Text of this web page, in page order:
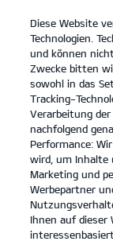
open
menu
KIA APP
Diese Website
Technologien.
und können
Zwecke bitten
sowohl in das
Tracking-
Verarbeitung
nachfolgend
Performance:
wird, um Inhalte
Marketing und
Werbepartner
Ihnen auf dieser